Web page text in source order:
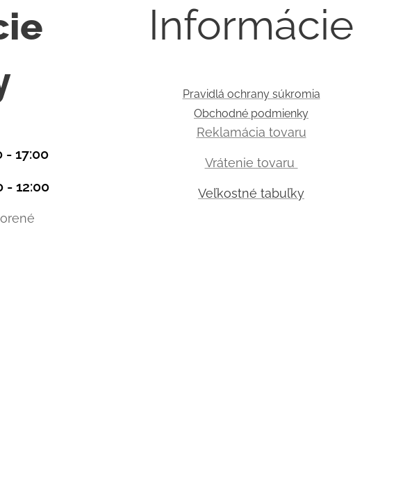
17:00
Informácie
Pravidlá ochrany súkromia
Obchodné podmienky
Reklamácia tovaru
Vrátenie tovaru
Veľkostné tabuľky